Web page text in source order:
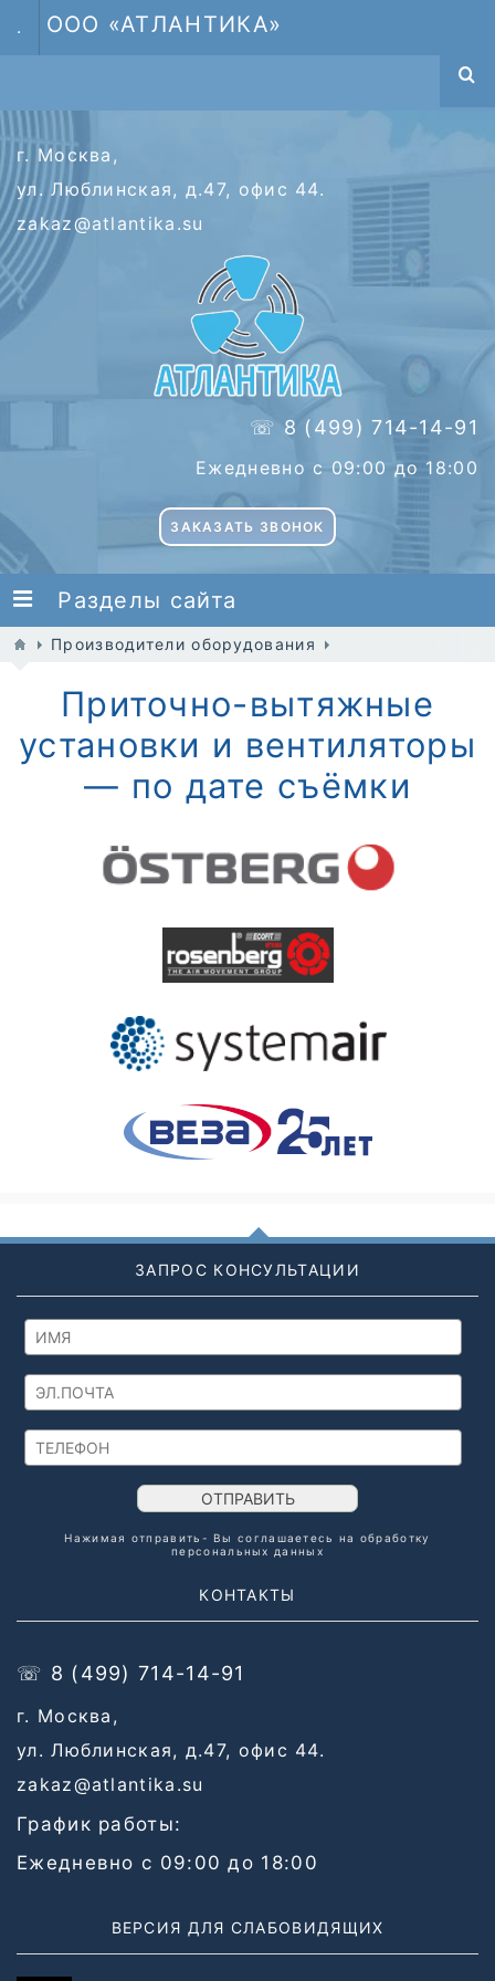
. ООО «АТЛАНТИКА»
г. Москва,
ул. Люблинская, д.47, офис 44.
zakaz@atlantika.su
☏ 8 (499) 714-14-91
Ежедневно с 09:00 до 18:00
ЗАКАЗАТЬ ЗВОНОК
Разделы сайта
Производители оборудования
Приточно-вытяжные
установки и вентиляторы
— по дате съёмки
ЗАПРОС КОНСУЛЬТАЦИИ
ОТПРАВИТЬ
Нажимая отправить- Вы соглашаетесь на обработку
персональных данных
КОНТАКТЫ
☏ 8 (499) 714-14-91
г. Москва,
ул. Люблинская, д.47, офис 44.
zakaz@atlantika.su
График работы:
Ежедневно с 09:00 до 18:00
ВЕРСИЯ ДЛЯ СЛАБОВИДЯЩИХ